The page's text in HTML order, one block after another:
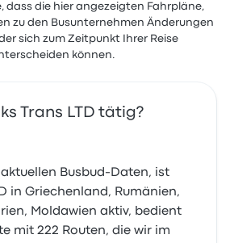
dass die hier angezeigten Fahrpläne,
zu den Busunternehmen Änderungen
sich zum Zeitpunkt Ihrer Reise
können.
Trans LTD tätig?
Busbud-Daten, ist
in Griechenland, Rumänien,
Moldawien aktiv, bedient
mit 222 Routen, die wir im